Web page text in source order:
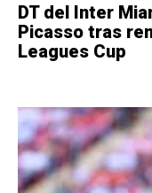
DT del Inter
Picasso tras
Leagues Cup